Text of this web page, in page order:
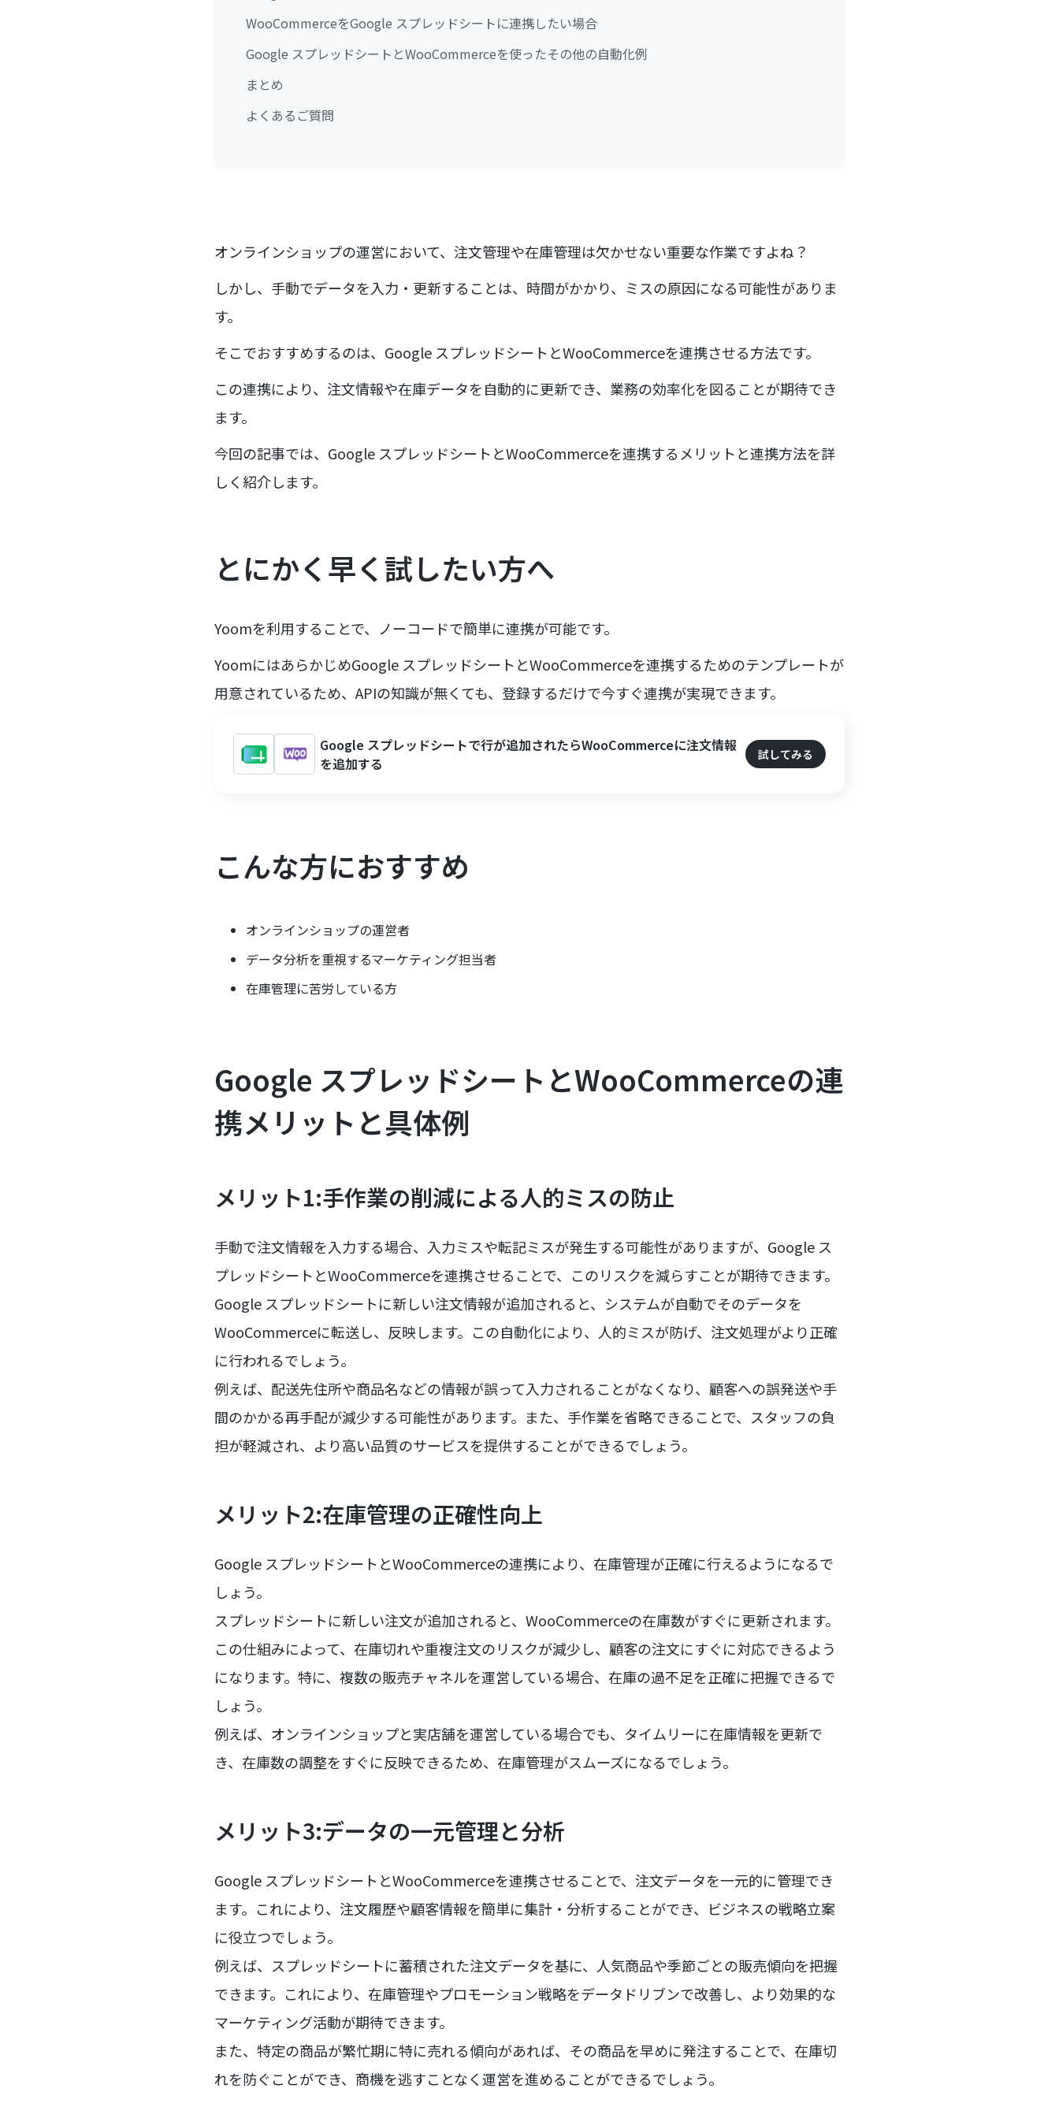
WooCommerceをGoogle スプレッドシートに連携したい場合
Google スプレッドシートとWooCommerceを使ったその他の自動化例
まとめ
よくあるご質問
オンラインショップの運営において、注文管理や在庫管理は欠かせない重要な作業ですよね？
しかし、手動でデータを入力・更新することは、時間がかかり、ミスの原因になる可能性がありま
す。
そこでおすすめするのは、Google スプレッドシートとWooCommerceを連携させる方法です。
この連携により、注文情報や在庫データを自動的に更新でき、業務の効率化を図ることが期待でき
ます。
今回の記事では、Google スプレッドシートとWooCommerceを連携するメリットと連携方法を詳
しく紹介します。
とにかく早く試したい方へ
Yoomを利用することで、ノーコードで簡単に連携が可能です。
YoomにはあらかじめGoogle スプレッドシートとWooCommerceを連携するためのテンプレートが
用意されているため、APIの知識が無くても、登録するだけで今すぐ連携が実現できます。
Google スプレッドシートで行が追加されたらWooCommerceに注文情報
を追加する
試してみる
こんな方におすすめ
オンラインショップの運営者
データ分析を重視するマーケティング担当者
在庫管理に苦労している方
Google スプレッドシートとWooCommerceの連
携メリットと具体例
メリット1:手作業の削減による人的ミスの防止
手動で注文情報を入力する場合、入力ミスや転記ミスが発生する可能性がありますが、Google ス
プレッドシートとWooCommerceを連携させることで、このリスクを減らすことが期待できます。
Google スプレッドシートに新しい注文情報が追加されると、システムが自動でそのデータを
WooCommerceに転送し、反映します。この自動化により、人的ミスが防げ、注文処理がより正確
に行われるでしょう。
例えば、配送先住所や商品名などの情報が誤って入力されることがなくなり、顧客への誤発送や手
間のかかる再手配が減少する可能性があります。また、手作業を省略できることで、スタッフの負
担が軽減され、より高い品質のサービスを提供することができるでしょう。
メリット2:在庫管理の正確性向上
Google スプレッドシートとWooCommerceの連携により、在庫管理が正確に行えるようになるで
しょう。
スプレッドシートに新しい注文が追加されると、WooCommerceの在庫数がすぐに更新されます。
この仕組みによって、在庫切れや重複注文のリスクが減少し、顧客の注文にすぐに対応できるよう
になります。特に、複数の販売チャネルを運営している場合、在庫の過不足を正確に把握できるで
しょう。
例えば、オンラインショップと実店舗を運営している場合でも、タイムリーに在庫情報を更新で
き、在庫数の調整をすぐに反映できるため、在庫管理がスムーズになるでしょう。
メリット3:データの一元管理と分析
Google スプレッドシートとWooCommerceを連携させることで、注文データを一元的に管理でき
ます。これにより、注文履歴や顧客情報を簡単に集計・分析することができ、ビジネスの戦略立案
に役立つでしょう。
例えば、スプレッドシートに蓄積された注文データを基に、人気商品や季節ごとの販売傾向を把握
できます。これにより、在庫管理やプロモーション戦略をデータドリブンで改善し、より効果的な
マーケティング活動が期待できます。
また、特定の商品が繁忙期に特に売れる傾向があれば、その商品を早めに発注することで、在庫切
れを防ぐことができ、商機を逃すことなく運営を進めることができるでしょう。